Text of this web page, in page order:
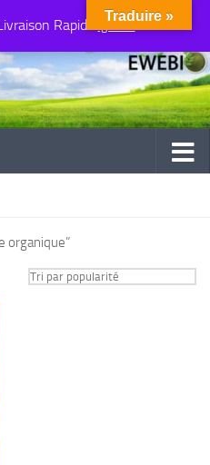
Rapide Ignorer
organique”
Traduire »